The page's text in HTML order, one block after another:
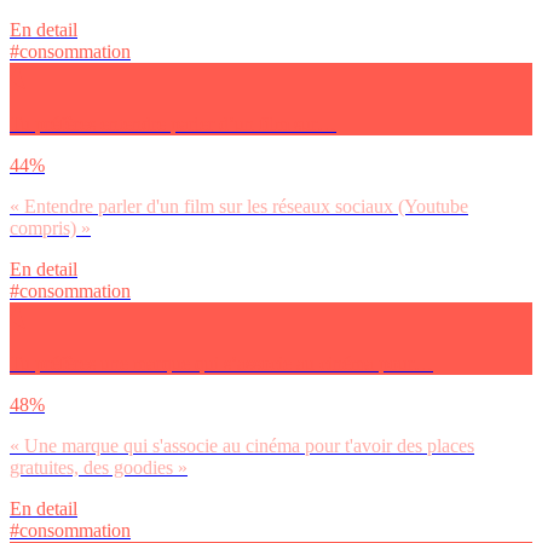
En detail
#consommation
44%
« Entendre parler d'un film sur les réseaux sociaux (Youtube
compris) »
En detail
#consommation
48%
« Une marque qui s'associe au cinéma pour t'avoir des places
gratuites, des goodies »
En detail
#consommation